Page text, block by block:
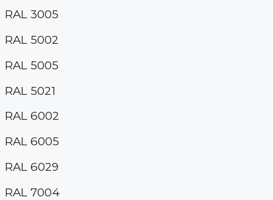
RAL 3005
RAL 5002
RAL 5005
RAL 5021
RAL 6002
RAL 6005
RAL 6029
RAL 7004